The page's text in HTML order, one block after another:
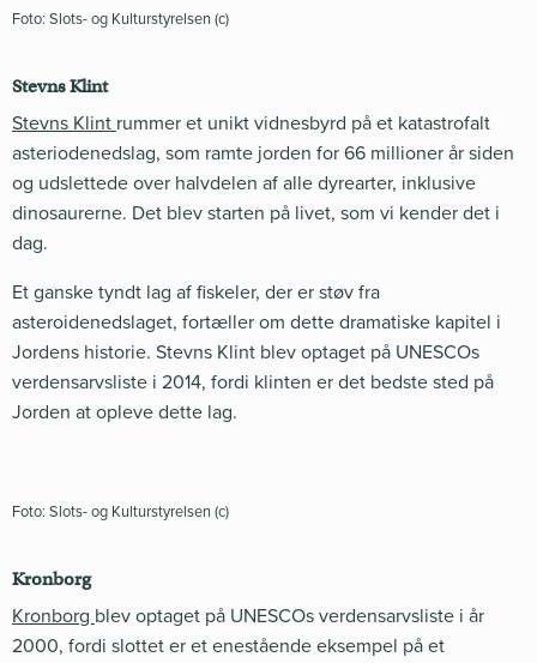
Foto: Slots- og Kulturstyrelsen (c)
Stevns Klint
Stevns Klint rummer et unikt vidnesbyrd på et katastrofalt
asteriodenedslag, som ramte jorden for 66 millioner år siden
og udslettede over halvdelen af alle dyrearter, inklusive
dinosaurerne. Det blev starten på livet, som vi kender det i
dag.
Et ganske tyndt lag af fiskeler, der er støv fra
asteroidenedslaget, fortæller om dette dramatiske kapitel i
Jordens historie. Stevns Klint blev optaget på UNESCOs
verdensarvsliste i 2014, fordi klinten er det bedste sted på
Jorden at opleve dette lag.
Foto: Slots- og Kulturstyrelsen (c)
Kronborg
Kronborg blev optaget på UNESCOs verdensarvsliste i år
2000, fordi slottet er et enestående eksempel på et